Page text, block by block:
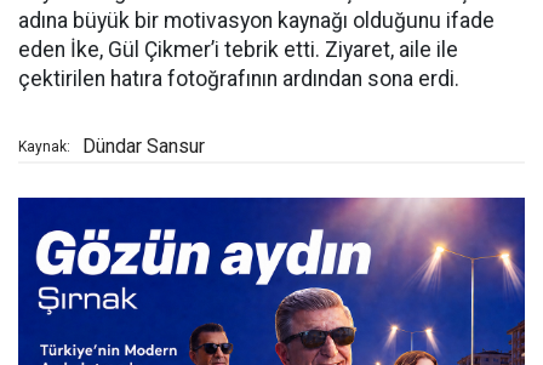
adına büyük bir motivasyon kaynağı olduğunu ifade
eden İke, Gül Çikmer’i tebrik etti. Ziyaret, aile ile
çektirilen hatıra fotoğrafının ardından sona erdi.
Kaynak: Dündar Sansur